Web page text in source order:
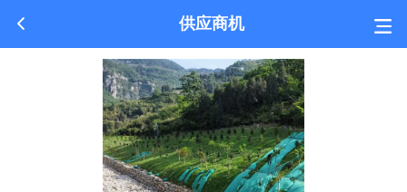
供应商机